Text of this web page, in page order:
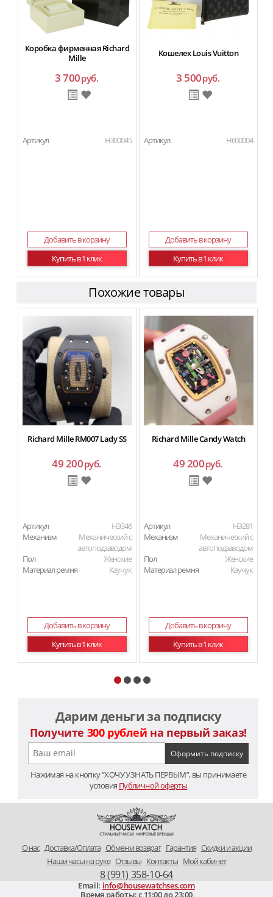
Коробка фирменная Richard
Mille
3 700руб.
Артикул H300045
Добавить в корзину
Купить в 1 клик
Кошелек Louis Vuitton
3 500руб.
Артикул H600004
Добавить в корзину
Купить в 1 клик
Похожие товары
Richard Mille RM007 Lady SS
49 200руб.
Артикул
HЭ346
Механизм
Механический с
автоподзаводом
Пол
Женские
Материал ремня
Каучук
Добавить в корзину
Купить в 1 клик
Richard Mille Candy Watch
49 200руб.
Артикул
HЭ281
Механизм
Механический с
автоподзаводом
Пол
Женские
Материал ремня
Каучук
Добавить в корзину
Купить в 1 клик
Дарим деньги за подписку
Получите 300 рублей на первый заказ!
Нажимая на кнопку “ХОЧУ УЗНАТЬ ПЕРВЫМ”, вы принимаете
условия Публичной оферты
O нас Доставка/Оплата Обмен и возврат Гарантия Скидки и акции
Наши часы на руке Отзывы Контакты Мой кабинет
8 (991) 358-10-64
Email: info@housewatchses.com
Время работы: c 11:00 до 23:00